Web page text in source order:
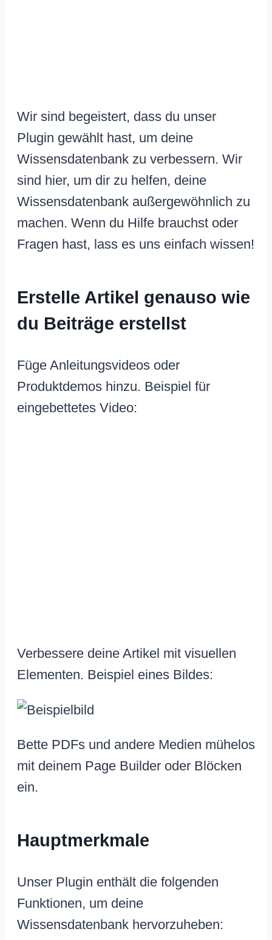
Wir sind begeistert, dass du unser
Plugin gewählt hast, um deine
Wissensdatenbank zu verbessern. Wir
sind hier, um dir zu helfen, deine
Wissensdatenbank außergewöhnlich zu
machen. Wenn du Hilfe brauchst oder
Fragen hast, lass es uns einfach wissen!
Erstelle Artikel genauso wie
du Beiträge erstellst
Füge Anleitungsvideos oder
Produktdemos hinzu. Beispiel für
eingebettetes Video:
Verbessere deine Artikel mit visuellen
Elementen. Beispiel eines Bildes:
Bette PDFs und andere Medien mühelos
mit deinem Page Builder oder Blöcken
ein.
Hauptmerkmale
Unser Plugin enthält die folgenden
Funktionen, um deine
Wissensdatenbank hervorzuheben: